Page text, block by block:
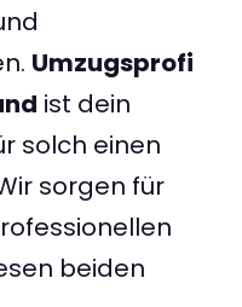
Umzugsprofi
ist dein
solch einen
sorgen für
beiden